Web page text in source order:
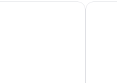
Premier